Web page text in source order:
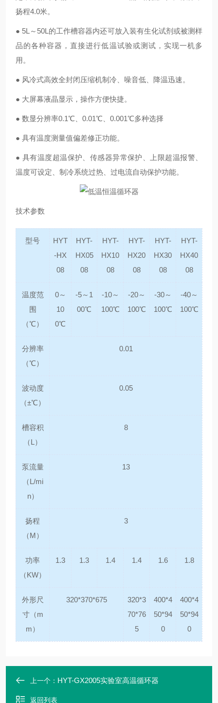
扬程4.0米。
● 5L～50L的工作槽容器内还可放入装有生化试剂或被测样
品的各种容器，直接进行低温试验或测试，实现一机多
用。
● 风冷式高效全封闭压缩机制冷、噪音低、降温迅速。
● 大屏幕液晶显示，操作方便快捷。
● 数显分辨率0.1℃、0.01℃、0.001℃多种选择
● 具有温度测量值偏差修正功能。
● 具有温度超温保护、传感器异常保护、上限超温报警、
温度可设定、制冷系统过热、过电流自动保护功能。
技术参数
型号
HYT
-HX
08
HYT-
HX05
08
HYT-
HX10
08
HYT-
HX20
08
HYT-
HX30
08
HYT-
HX40
08
温度范
围
（℃）
0～
10
0℃
-5～1
00℃
-10～
100℃
-20～
100℃
-30～
100℃
-40～
100℃
分辨率
（℃）
0.01
波动度
（±℃）
0.05
槽容积
（L）
8
泵流量
（L/mi
n）
13
扬程
（M）
3
功率
（KW）
1.3 1.3 1.4 1.4 1.6 1.8
外形尺
寸（m
m）
320*370*675
320*3
70*76
5
400*4
50*94
0
400*4
50*94
0
上一个： HYT-GX2005实验室高温循环器
返回列表